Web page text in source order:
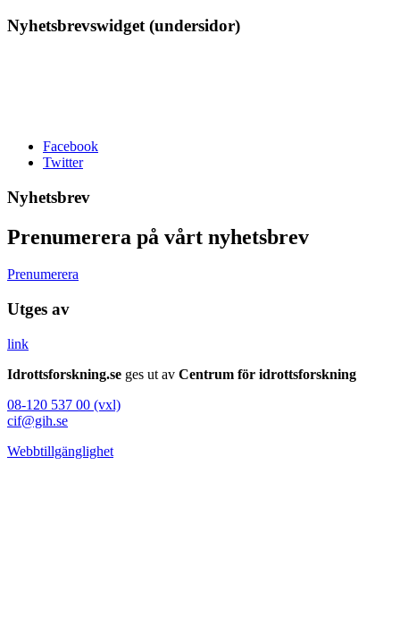
Nyhetsbrevswidget (undersidor)
Facebook
Twitter
Nyhetsbrev
Prenumerera på vårt nyhetsbrev
Prenumerera
Utges av
link
Idrottsforskning.se ges ut av Centrum för idrottsforskning
08-120 537 00 (vxl)
cif@gih.se
Webbtillgänglighet